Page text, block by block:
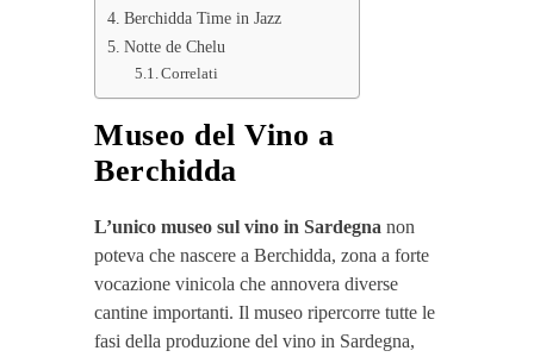
Berchidda Time in Jazz
Notte de Chelu
Correlati
Museo del Vino a
Berchidda
L’unico museo sul vino in Sardegna non
poteva che nascere a Berchidda, zona a forte
vocazione vinicola che annovera diverse
cantine importanti. Il museo ripercorre tutte le
fasi della produzione del vino in Sardegna,